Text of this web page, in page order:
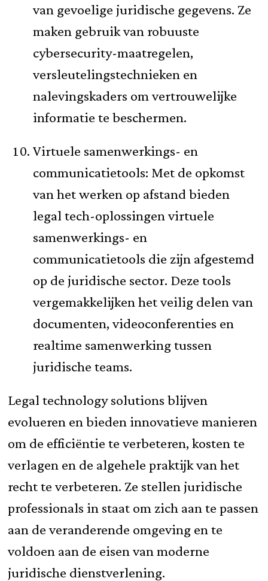
van gevoelige juridische gegevens. Ze
maken gebruik van robuuste
cybersecurity-maatregelen,
versleutelingstechnieken en
nalevingskaders om vertrouwelijke
informatie te beschermen.
Virtuele samenwerkings- en
communicatietools: Met de opkomst
van het werken op afstand bieden
legal tech-oplossingen virtuele
samenwerkings- en
communicatietools die zijn afgestemd
op de juridische sector. Deze tools
vergemakkelijken het veilig delen van
documenten, videoconferenties en
realtime samenwerking tussen
juridische teams.
Legal technology solutions blijven
evolueren en bieden innovatieve manieren
om de efficiëntie te verbeteren, kosten te
verlagen en de algehele praktijk van het
recht te verbeteren. Ze stellen juridische
professionals in staat om zich aan te passen
aan de veranderende omgeving en te
voldoen aan de eisen van moderne
juridische dienstverlening.